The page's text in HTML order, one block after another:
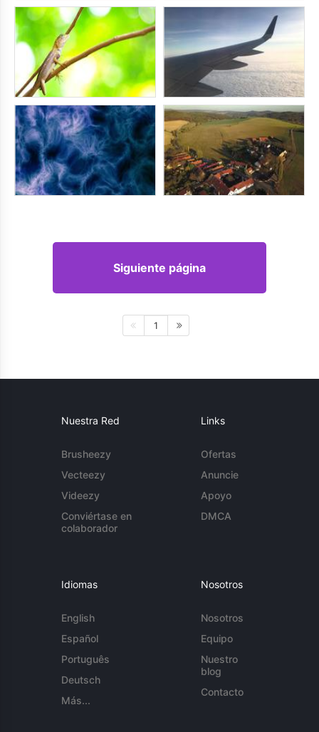
Siguiente página
1
Nuestra Red
Brusheezy
Vecteezy
Videezy
Conviértase en
colaborador
Links
Ofertas
Anuncie
Apoyo
DMCA
Idiomas
English
Español
Português
Deutsch
Más...
Nosotros
Nosotros
Equipo
Nuestro
blog
Contacto